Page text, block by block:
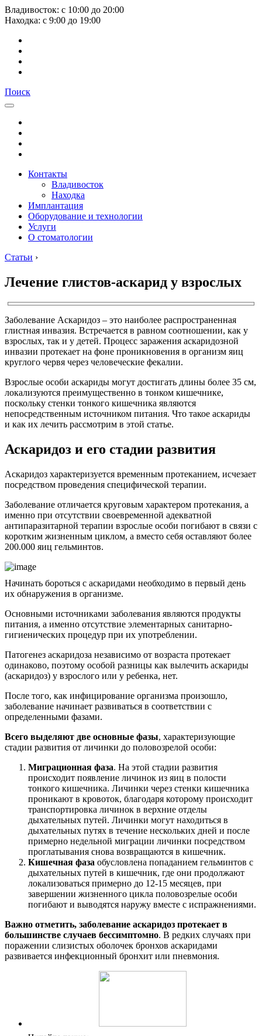
Владивосток: с 10:00 до 20:00
Находка: с 9:00 до 19:00
Поиск
Контакты
Владивосток
Находка
Имплантация
Оборудование и технологии
Услуги
О стоматологии
Статьи ›
Лечение глистов-аскарид у взрослых
Заболевание Аскаридоз – это наиболее распространенная
глистная инвазия. Встречается в равном соотношении, как у
взрослых, так и у детей. Процесс заражения аскаридозной
инвазии протекает на фоне проникновения в организм яиц
круглого червя через человеческие фекалии.
Взрослые особи аскариды могут достигать длины более 35 см,
локализуются преимущественно в тонком кишечнике,
поскольку стенки тонкого кишечника являются
непосредственным источником питания. Что такое аскариды
и как их лечить рассмотрим в этой статье.
Аскаридоз и его стадии развития
Аскаридоз характеризуется временным протеканием, исчезает
посредством проведения специфической терапии.
Заболевание отличается круговым характером протекания, а
именно при отсутствии своевременной адекватной
антипаразитарной терапии взрослые особи погибают в связи с
коротким жизненным циклом, а вместо себя оставляют более
200.000 яиц гельминтов.
Начинать бороться с аскаридами необходимо в первый день
их обнаружения в организме.
Основными источниками заболевания являются продукты
питания, а именно отсутствие элементарных санитарно-
гигиенических процедур при их употреблении.
Патогенез аскаридоза независимо от возраста протекает
одинаково, поэтому особой разницы как вылечить аскариды
(аскаридоз) у взрослого или у ребенка, нет.
После того, как инфицирование организма произошло,
заболевание начинает развиваться в соответствии с
определенными фазами.
Всего выделяют две основные фазы, характеризующие
стадии развития от личинки до половозрелой особи:
Миграционная фаза. На этой стадии развития
происходит появление личинок из яиц в полости
тонкого кишечника. Личинки через стенки кишечника
проникают в кровоток, благодаря которому происходит
транспортировка личинок в верхние отделы
дыхательных путей. Личинки могут находиться в
дыхательных путях в течение нескольких дней и после
примерно недельной миграции личинки посредством
проглатывания снова возвращаются в кишечник.
Кишечная фаза обусловлена попаданием гельминтов с
дыхательных путей в кишечник, где они продолжают
локализоваться примерно до 12-15 месяцев, при
завершении жизненного цикла половозрелые особи
погибают и выводятся наружу вместе с испражнениями.
Важно отметить, заболевание аскаридоз протекает в
большинстве случаев бессимптомно. В редких случаях при
поражении слизистых оболочек бронхов аскаридами
развивается инфекционный бронхит или пневмония.